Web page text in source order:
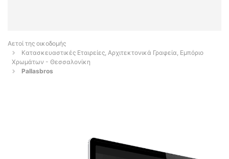
Αετοί της οικοδομής
Κατασκευαστικές Εταιρείες, Αρχιτεκτονικά Γραφεία, Εμπόριο
Χρωμάτων - Θεσσαλονίκη
Pallasbros